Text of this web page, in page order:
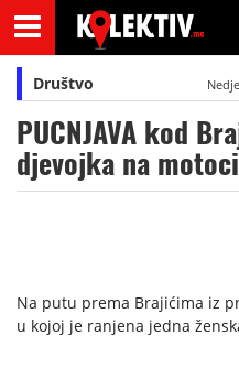
Društvo
PUCNJAVA kod
djevojka na
Na putu prema Brajićima iz
u kojoj je ranjena jedna